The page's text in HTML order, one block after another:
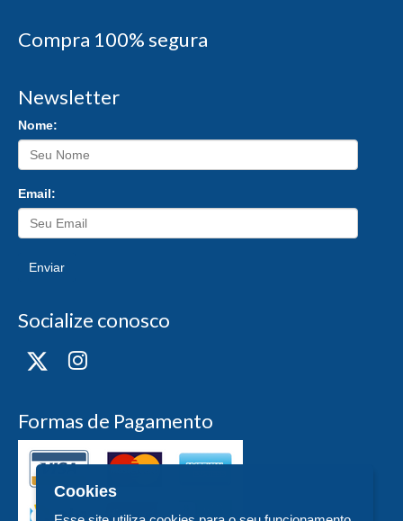
Compra 100% segura
Newsletter
Nome:
Email:
Enviar
Socialize conosco
Formas de Pagamento
Cookies